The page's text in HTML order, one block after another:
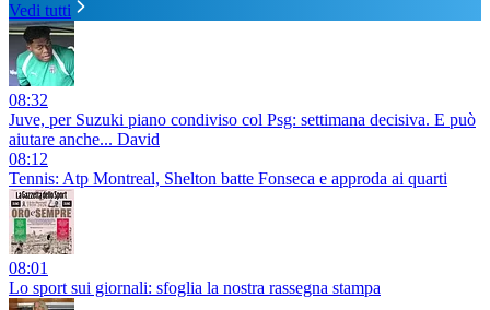
Vedi tutti
08:32
Juve, per Suzuki piano condiviso col Psg: settimana decisiva. E può
aiutare anche... David
08:12
Tennis: Atp Montreal, Shelton batte Fonseca e approda ai quarti
08:01
Lo sport sui giornali: sfoglia la nostra rassegna stampa